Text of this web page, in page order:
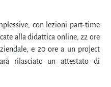
con lezioni part-time
alla didattica online, 22 ore
e 20 ore a un project
rilasciato un attestato di